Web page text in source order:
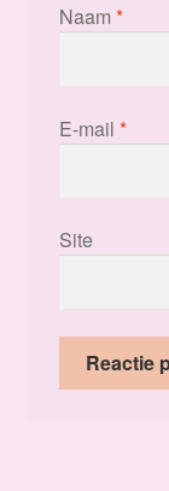
Naam *
E-mail *
Site